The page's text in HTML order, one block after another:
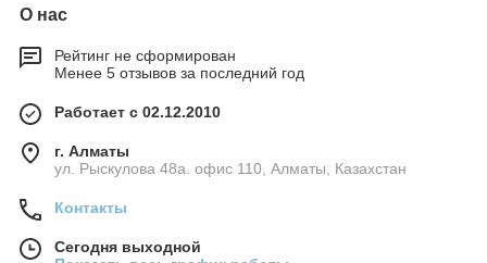
О нас
Рейтинг не сформирован
Менее 5 отзывов за последний год
Работает с 02.12.2010
г. Алматы
ул. Рыскулова 48а. офис 110, Алматы, Казахстан
Контакты
Сегодня выходной